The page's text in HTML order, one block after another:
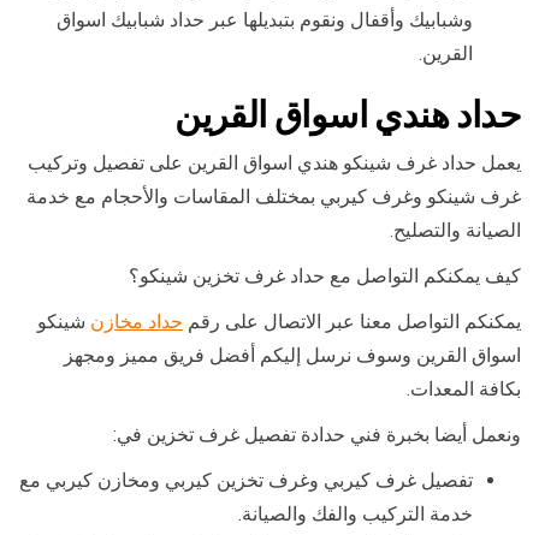
وشبابيك وأقفال ونقوم بتبديلها عبر حداد شبابيك اسواق
القرين.
حداد هندي اسواق القرين
يعمل حداد غرف شينكو هندي اسواق القرين على تفصيل وتركيب
غرف شينكو وغرف كيربي بمختلف المقاسات والأحجام مع خدمة
الصيانة والتصليح.
كيف يمكنكم التواصل مع حداد غرف تخزين شينكو؟
يمكنكم التواصل معنا عبر الاتصال على رقم حداد مخازن شينكو
اسواق القرين وسوف نرسل إليكم أفضل فريق مميز ومجهز
بكافة المعدات.
ونعمل أيضا بخبرة فني حدادة تفصيل غرف تخزين في:
تفصيل غرف كيربي وغرف تخزين كيربي ومخازن كيربي مع
خدمة التركيب والفك والصيانة.